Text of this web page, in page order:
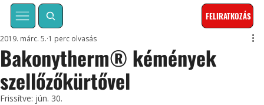
FELIRATKOZÁS
Bakonytherm® kémények
szellőzőkürtővel
2019. márc. 5. 1 perc olvasás
Frissítve: jún. 30.